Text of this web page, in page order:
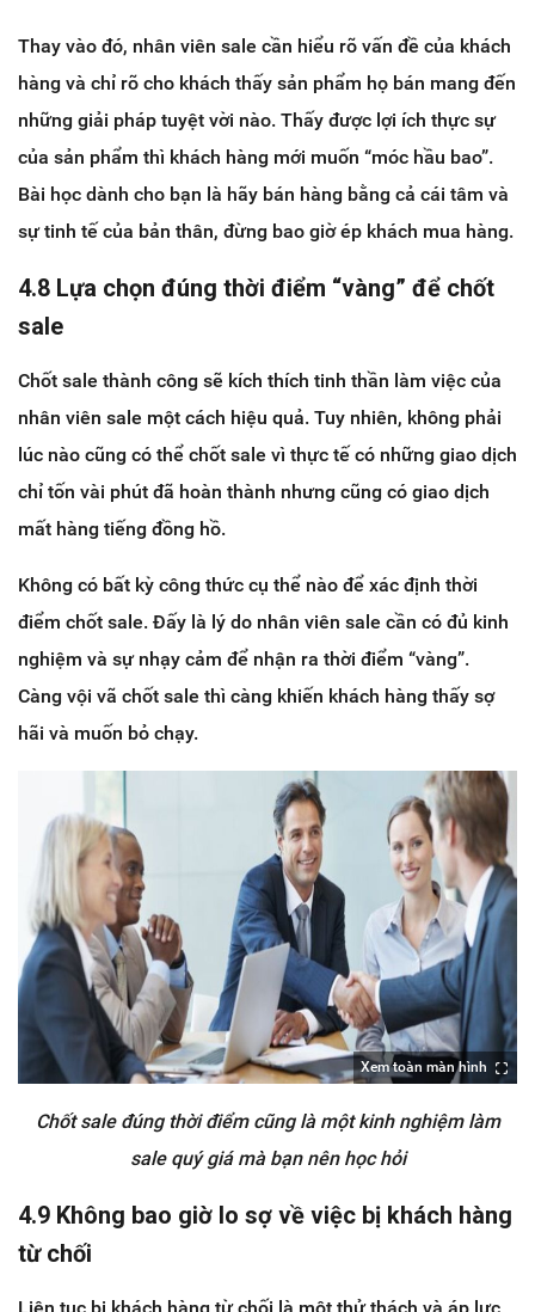
Thay vào đó, nhân viên sale cần hiểu rõ vấn đề của khách
hàng và chỉ rõ cho khách thấy sản phẩm họ bán mang đến
những giải pháp tuyệt vời nào. Thấy được lợi ích thực sự
của sản phẩm thì khách hàng mới muốn “móc hầu bao”.
Bài học dành cho bạn là hãy bán hàng bằng cả cái tâm và
sự tinh tế của bản thân, đừng bao giờ ép khách mua hàng.
4.8 Lựa chọn đúng thời điểm “vàng” để chốt
sale
Chốt sale thành công sẽ kích thích tinh thần làm việc của
nhân viên sale một cách hiệu quả. Tuy nhiên, không phải
lúc nào cũng có thể chốt sale vì thực tế có những giao dịch
chỉ tốn vài phút đã hoàn thành nhưng cũng có giao dịch
mất hàng tiếng đồng hồ.
Không có bất kỳ công thức cụ thể nào để xác định thời
điểm chốt sale. Đấy là lý do nhân viên sale cần có đủ kinh
nghiệm và sự nhạy cảm để nhận ra thời điểm “vàng”.
Càng vội vã chốt sale thì càng khiến khách hàng thấy sợ
hãi và muốn bỏ chạy.
Xem toàn màn hình
Chốt sale đúng thời điểm cũng là một kinh nghiệm làm
sale quý giá mà bạn nên học hỏi
4.9 Không bao giờ lo sợ về việc bị khách hàng
từ chối
Liên tục bị khách hàng từ chối là một thử thách và áp lực